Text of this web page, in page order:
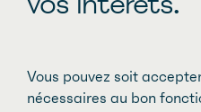
Vous pouvez soit
nécessaires au bon
de vie avec vos aînés.
faire respecter son